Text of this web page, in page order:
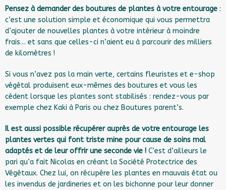
Pensez à demander des boutures de plantes à votre entourage :
c’est une solution simple et économique qui vous permettra
d’ajouter de nouvelles plantes à votre intérieur à moindre
frais… et sans que celles-ci n’aient eu à parcourir des milliers
de kilomètres !
Si vous n’avez pas la main verte, certains fleuristes et e-shop
végétal produisent eux-mêmes des boutures et vous les
cèdent lorsque les plantes sont stabilisés : rendez-vous par
exemple chez Kaki à Paris ou chez Boutures parent’s.
Il est aussi possible récupérer auprès de votre entourage les
plantes vertes qui font triste mine pour cause de soins mal
adaptés et de leur offrir une seconde vie ! C’est d’ailleurs le
pari qu’a fait Nicolas en créant la Société Protectrice des
Végétaux. Chez lui, on récupère les plantes en mauvais état ou
les invendus de jardineries et on les bichonne pour leur donner